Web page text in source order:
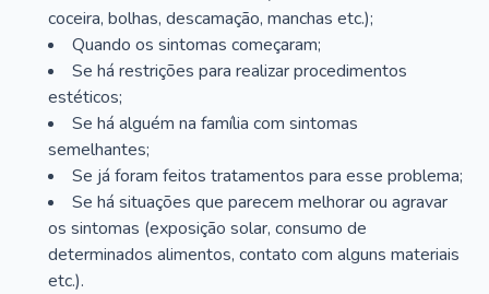
coceira, bolhas, descamação, manchas etc.);
Quando os sintomas começaram;
Se há restrições para realizar procedimentos
estéticos;
Se há alguém na família com sintomas
semelhantes;
Se já foram feitos tratamentos para esse problema;
Se há situações que parecem melhorar ou agravar
os sintomas (exposição solar, consumo de
determinados alimentos, contato com alguns materiais
etc.).